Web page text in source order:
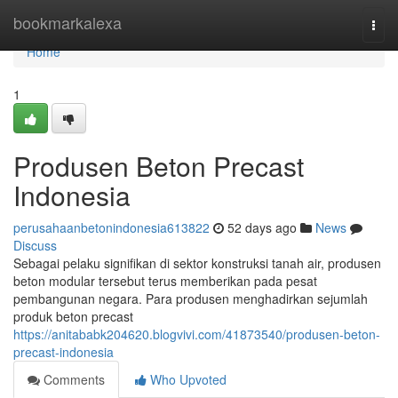
bookmarkalexa
Home
Home
1
Produsen Beton Precast
Indonesia
perusahaanbetonindonesia613822 52 days ago
News
Discuss
Sebagai pelaku signifikan di sektor konstruksi tanah air, produsen
beton modular tersebut terus memberikan pada pesat
pembangunan negara. Para produsen menghadirkan sejumlah
produk beton precast
https://anitababk204620.blogvivi.com/41873540/produsen-beton-
precast-indonesia
Comments
Who Upvoted